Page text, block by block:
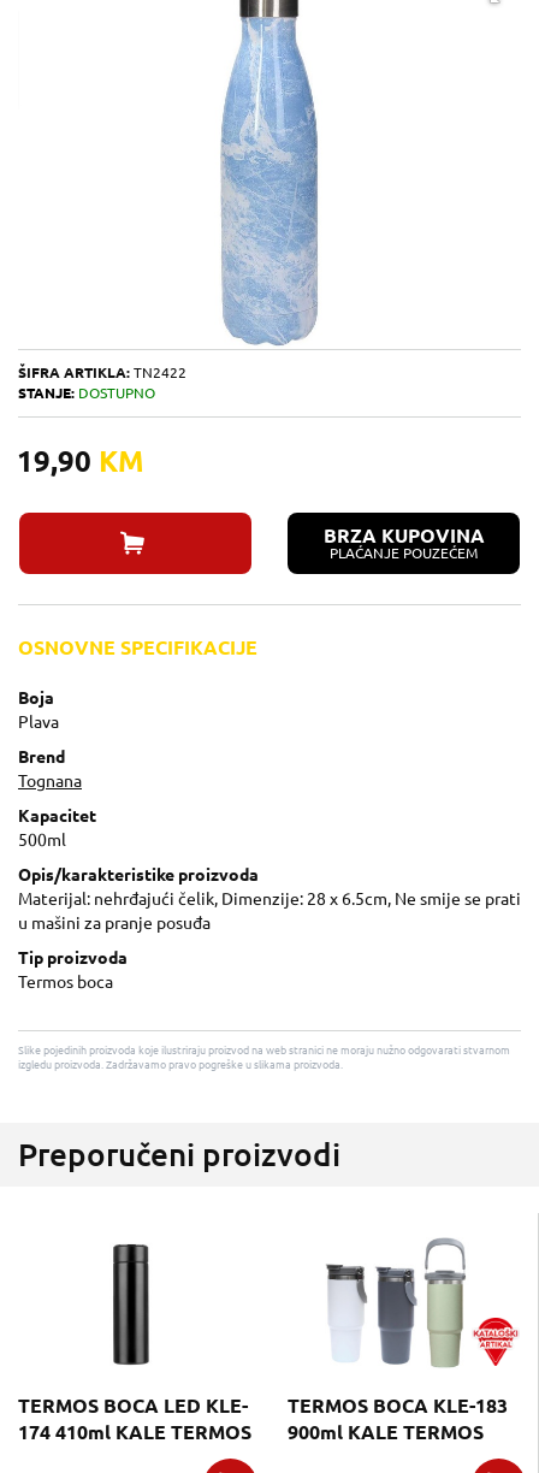
ŠIFRA ARTIKLA: TN2422
STANJE: DOSTUPNO
19,90 KM
BRZA KUPOVINA
PLAĆANJE POUZEĆEM
OSNOVNE SPECIFIKACIJE
Boja
Plava
Brend
Tognana
Kapacitet
500ml
Opis/karakteristike proizvoda
Materijal: nehrđajući čelik, Dimenzije: 28 x 6.5cm, Ne smije se prati
u mašini za pranje posuđa
Tip proizvoda
Termos boca
Slike pojedinih proizvoda koje ilustriraju proizvod na web stranici ne moraju nužno odgovarati stvarnom
izgledu proizvoda. Zadržavamo pravo pogreške u slikama proizvoda.
Preporučeni proizvodi
TERMOS BOCA LED KLE-
174 410ml KALE TERMOS
TERMOS BOCA KLE-183
900ml KALE TERMOS